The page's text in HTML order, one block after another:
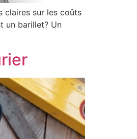
claires sur les coûts
un barillet? Un